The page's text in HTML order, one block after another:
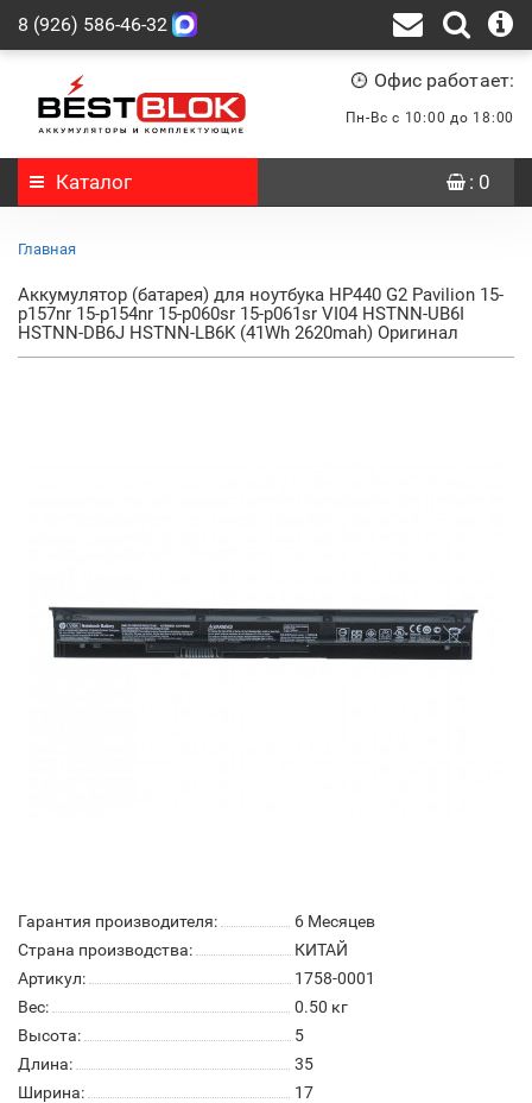
8 (926) 586-46-32
Офис работает:
Пн-Вс с 10:00 до 18:00
Каталог : 0
Главная
Аккумулятор (батарея) для ноутбука HP440 G2 Pavilion 15-
p157nr 15-p154nr 15-p060sr 15-p061sr VI04 HSTNN-UB6I
HSTNN-DB6J HSTNN-LB6K (41Wh 2620mah) Оригинал
Гарантия производителя:
6 Месяцев
Страна производства:
КИТАЙ
Артикул:
1758-0001
Вес:
0.50 кг
Высота:
5
Длина:
35
Ширина:
17